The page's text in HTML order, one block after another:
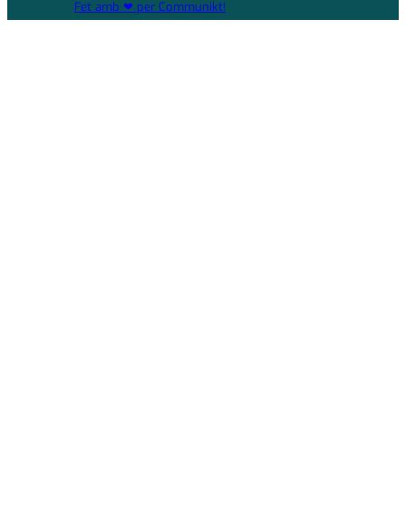
Fet amb ❤ per Communikt!